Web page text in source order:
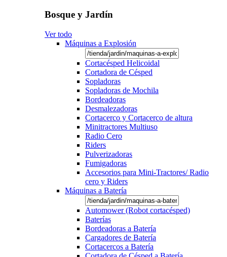
Bosque y Jardín
Ver todo
Máquinas a Explosión
Cortacésped Helicoidal
Cortadora de Césped
Sopladoras
Sopladoras de Mochila
Bordeadoras
Desmalezadoras
Cortacerco y Cortacerco de altura
Minitractores Multiuso
Radio Cero
Riders
Pulverizadoras
Fumigadoras
Accesorios para Mini-Tractores/ Radio
cero y Riders
Máquinas a Batería
Automower (Robot cortacésped)
Baterías
Bordeadoras a Batería
Cargadores de Batería
Cortacercos a Batería